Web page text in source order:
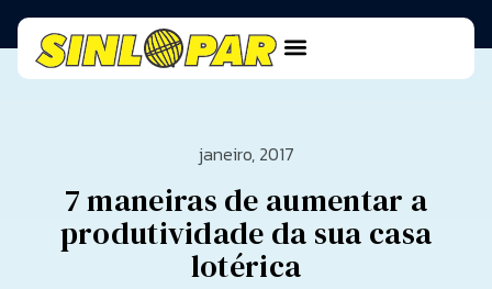
janeiro, 2017
7 maneiras de aumentar a
produtividade da sua casa
lotérica